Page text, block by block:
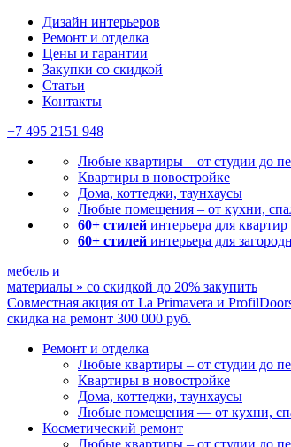
Дизайн интерьеров
Ремонт и отделка
Цены и гарантии
Закупки со скидкой
Статьи
Контакты
+7 495 2151 948
Любые квартиры – от студии до
Квартиры в новостройке
Дома, коттеджи, таунхаусы
Любые помещения – от кухни,
60+ стилей интерьера для квартир
60+ стилей интерьера для
мебель и
материалы » со скидкой до 20% закупить
Совместная акция от La Primavera и
скидка на ремонт 300 000 руб.
Ремонт и отделка
Любые квартиры – от студии до
Квартиры в новостройке
Дома, коттеджи, таунхаусы
Любые помещения — от кухни,
Косметический ремонт
Любые квартиры – от студии до